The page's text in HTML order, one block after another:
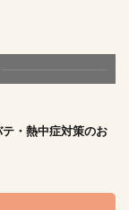
テ・熱中症対策のお